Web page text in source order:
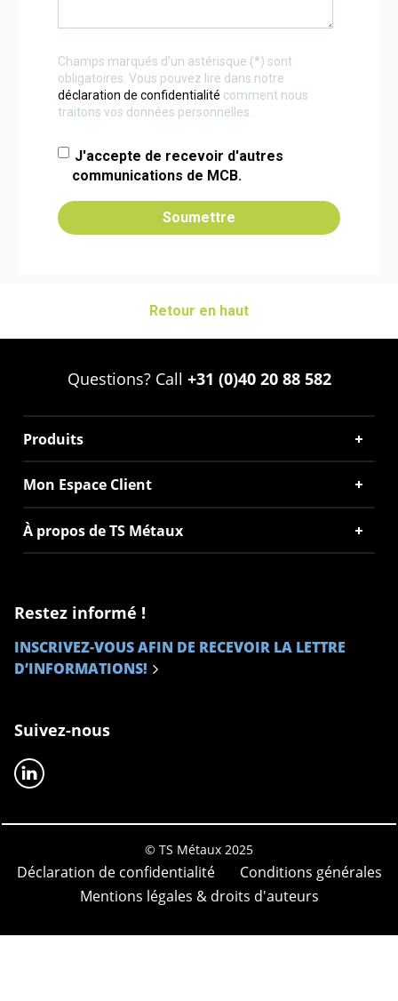
Champs marqués d'un astérisque (*) sont
obligatoires. Vous pouvez lire dans notre
déclaration de confidentialité comment nous
traitons vos données personnelles.
J'accepte de recevoir d'autres
communications de MCB.
Retour en haut
Questions? Call +31 (0)40 20 88 582
Produits
Mon Espace Client
À propos de TS Métaux
Restez informé !
INSCRIVEZ-VOUS AFIN DE RECEVOIR LA LETTRE
D’INFORMATIONS!
Suivez-nous
© TS Métaux 2025
Déclaration de confidentialité
Conditions générales
Mentions légales & droits d'auteurs